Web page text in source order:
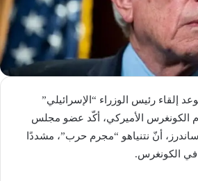
إلقاء رئيس الوزراء “الإسرائيلي”
الكونغرس الأميركي، أكّد عضو مجلس
أنّ نتنياهو “مجرم حرب”، مشددًا
في الكونغرس.